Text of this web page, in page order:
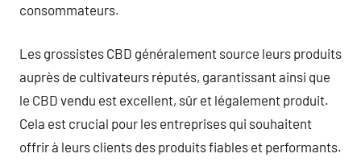
consommateurs.
Les grossistes CBD généralement source leurs produits
auprès de cultivateurs réputés, garantissant ainsi que
le CBD vendu est excellent, sûr et légalement produit.
Cela est crucial pour les entreprises qui souhaitent
offrir à leurs clients des produits fiables et performants.